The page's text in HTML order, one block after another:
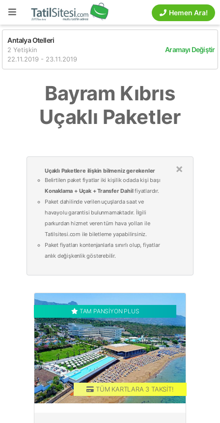
Hemen Ara!
Antalya Otelleri
2 Yetişkin
22.11.2019 - 23.11.2019
Aramayı Değiştir
Bayram Kıbrıs
Uçaklı Paketler
Uçaklı Paketlere ilişkin bilmeniz gerekenler
Belirtilen paket fiyatlar iki kişilik odada kişi başı
Konaklama + Uçak + Transfer Dahilfiyatlardır.
Paket dahilinde verilen uçuşlarda saat ve
havayolu garantisi bulunmamaktadır. İlgili
parkurdan hizmet veren tüm hava yolları ile
Tatilsitesi.com ile biletleme yapabilirsiniz.
Paket fiyatları kontenjanlarla sınırlı olup, fiyatlar
anlık değişkenlik gösterebilir.
×
TAM PANSİYON PLUS
TÜM KARTLARA 3 TAKSİT!